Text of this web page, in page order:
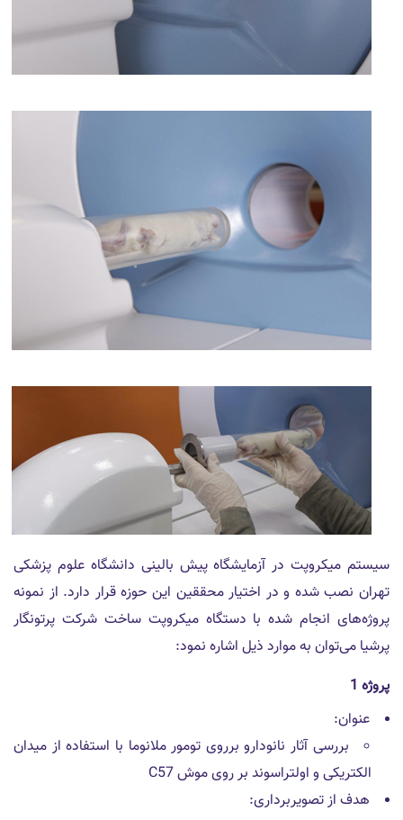
سیستم میکروپت در آزمایشگاه پیش بالینی دانشگاه علوم پزشکی
تهران نصب شده و در اختیار محققین این حوزه قرار دارد. از نمونه
پروژه‌های انجام شده با دستگاه میکروپت ساخت شرکت پرتونگار
پرشیا می‌توان به موارد ذیل اشاره نمود:
پروژه 1
عنوان:
بررسی آثار نانودارو برروی تومور ملانوما با استفاده از میدان
الکتریکی و اولتراسوند بر روی موش C57
هدف از تصویربرداری: